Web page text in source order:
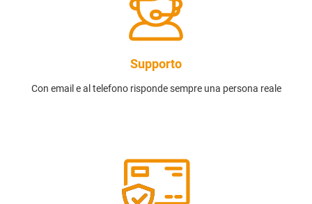
Supporto
Con email e al telefono risponde sempre una persona reale